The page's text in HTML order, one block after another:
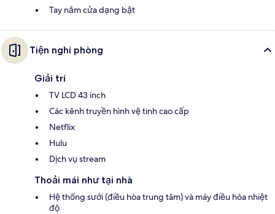
Tay nắm cửa dạng bật
Tiện nghi phòng
Giải trí
TV LCD 43 inch
Các kênh truyền hình vệ tinh cao cấp
Netflix
Hulu
Dịch vụ stream
Thoải mái như tại nhà
Hệ thống sưởi (điều hòa trung tâm) và máy điều hòa nhiệt
độ